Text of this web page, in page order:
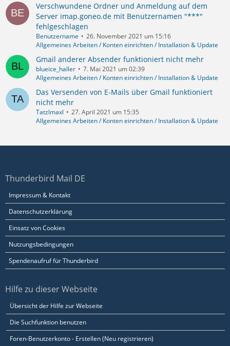
Verschwundene Ordner und Anmeldung auf dem
Server imap.goneo.de mit Benutzernamen "***"
fehlgeschlagen
Benutzername
26. November 2021 um 15:16
Allgemeines Arbeiten / Konten einrichten / Installation & Update
Gmail anderer Absender funktioniert nicht mehr
blueice_haller
7. Mai 2021 um 02:39
Allgemeines Arbeiten / Konten einrichten / Installation & Update
Das Versenden von E-Mails über Gmail funktioniert
nicht mehr
Tatzlmaxl
27. April 2021 um 15:35
Allgemeines Arbeiten / Konten einrichten / Installation & Update
Thunderbird Mail DE
Impressum & Kontakt
Datenschutzerklärung
Einsatz von Cookies
Nutzungsbedingungen
Spendenaufruf für Thunderbird
Hilfe zu dieser Webseite
Übersicht der Hilfe zur Webseite
Die Suchfunktion benutzen
Foren-Benutzerkonto - Erstellen (Neu registrieren)